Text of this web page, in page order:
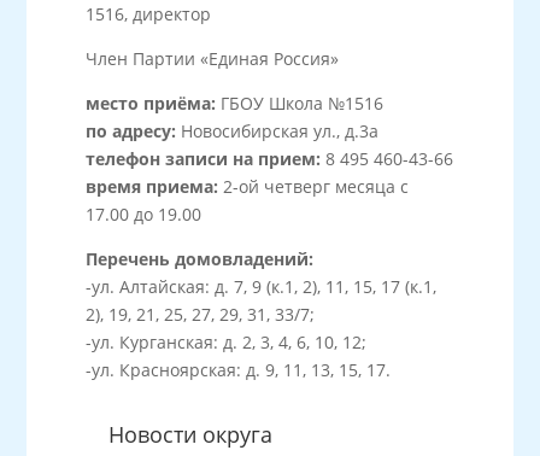
Новости округа
1516, директор
Член Партии «Единая Россия»
место приёма: ГБОУ Школа №1516
по адресу: Новосибирская ул., д.3а
телефон записи на прием: 8 495 460-43-66
время приема: 2-ой четверг месяца с
17.00 до 19.00
Перечень домовладений:
-ул. Алтайская: д. 7, 9 (к.1, 2), 11, 15, 17 (к.1,
2), 19, 21, 25, 27, 29, 31, 33/7;
-ул. Курганская: д. 2, 3, 4, 6, 10, 12;
-ул. Красноярская: д. 9, 11, 13, 15, 17.